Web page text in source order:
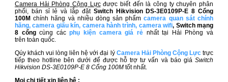
Camera Hải Phòng Cộng Lựcđược biết đến là công ty chuyên phân
phối, bán sỉ lẻ và lắp đặt Switch Hikvision DS-3E0109P-E 8 Cổng
100Mchính hãng và nhiều dòng sản phẩmcamera quan sát chính
hãng, camera giấu kín, camera hành trình, camera wifi, Switch mạng
8 cổngcùng cácphụ kiện camera giá rẻnhất tại Hải Phòng và
trên toàn quốc.
Qúy khách vui lòng liên hệ với đại lý Camera Hải Phòng Cộng Lực trực
tiếp theo hotline bên dưới để được hỗ trợ tư vấn và báo giá Switch
Hikvision DS-3E0109P-E 8 Cổng 100M tốt nhất.
Mọi chi tiết xin liên hệ :